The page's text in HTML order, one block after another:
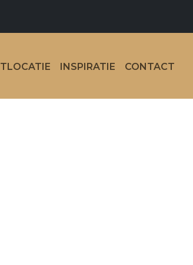
INSPIRATIE CONTACT